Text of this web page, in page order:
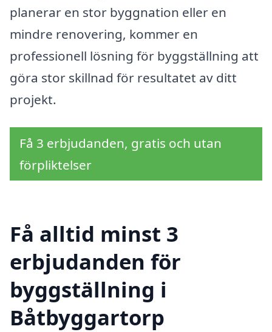
planerar en stor byggnation eller en
mindre renovering, kommer en
professionell lösning för byggställning att
göra stor skillnad för resultatet av ditt
projekt.
Få 3 erbjudanden, gratis och utan
förpliktelser
Få alltid minst 3
erbjudanden för
byggställning i
Båtbyggartorp